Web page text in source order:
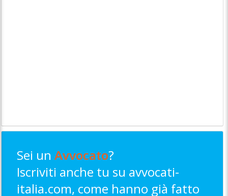
Sei unAvvocato?
Iscriviti anche tu su avvocati-
italia.com, come hanno già fatto